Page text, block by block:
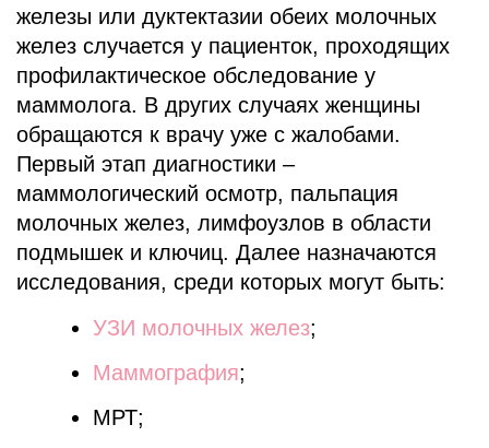
железы или дуктектазии обеих молочных
желез случается у пациенток, проходящих
профилактическое обследование у
маммолога. В других случаях женщины
обращаются к врачу уже с жалобами.
Первый этап диагностики –
маммологический осмотр, пальпация
молочных желез, лимфоузлов в области
подмышек и ключиц. Далее назначаются
исследования, среди которых могут быть:
УЗИ молочных желез;
Маммография;
МРТ;